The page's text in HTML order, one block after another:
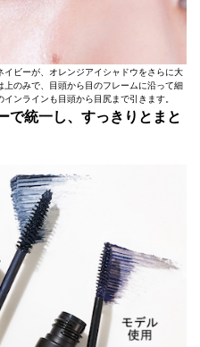
ビーが、オレンジアイシャドウをさらに大
のみで、目頭から目のフレームに沿って細
ンラインも目頭から目尻まで引きます。
で統一し、すっきりとまと